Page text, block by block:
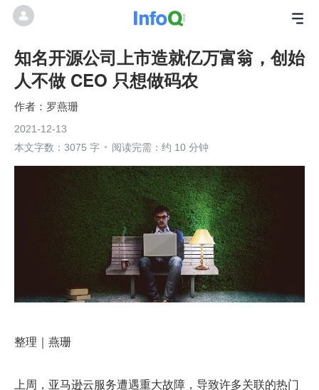
知名开源公司上市造就亿万富翁，创始
人不做 CEO 只想做码农
罗燕珊
2021-12-13
本文字数：3075 字
阅读完需：约 10 分钟
整理｜燕珊
上周，亚马逊云服务遭遇重大故障，导致许多关联的热门